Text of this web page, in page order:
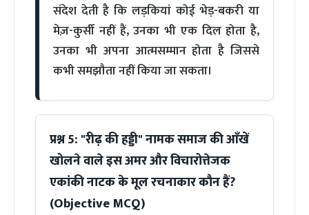
संदेश देती है कि लड़कियां कोई भेड़-बकरी या
मेज़-कुर्सी नहीं हैं, उनका भी एक दिल होता है,
उनका भी अपना आत्मसम्मान होता है जिससे
कभी समझौता नहीं किया जा सकता।
प्रश्न 5: "रीढ़ की हड्डी" नामक समाज की आँखें
खोलने वाले इस अमर और विचारोत्तेजक
एकांकी नाटक के मूल रचनाकार कौन हैं?
(Objective MCQ)